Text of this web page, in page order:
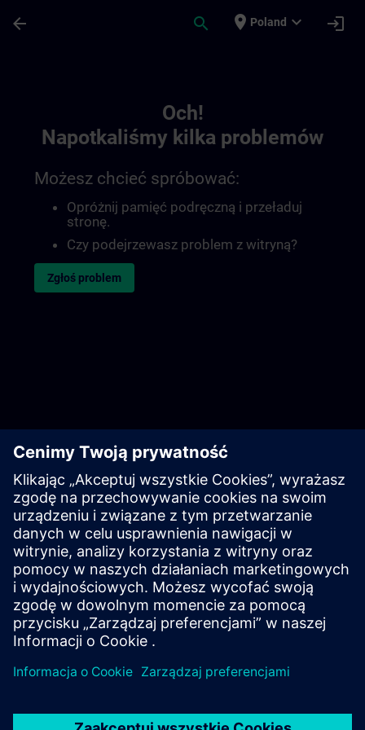
arrow_back search place Poland expand_more login
Och!
Napotkaliśmy kilka problemów
Możesz chcieć spróbować:
Opróżnij pamięć podręczną i przeładuj
stronę.
Czy podejrzewasz problem z witryną?
Zgłoś problem